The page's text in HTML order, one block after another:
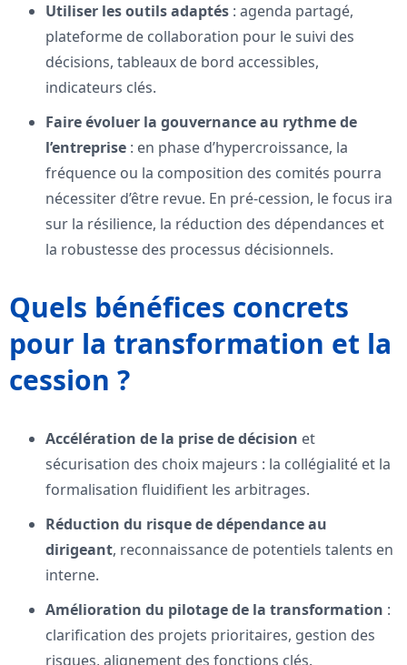
Utiliser les outils adaptés : agenda partagé,
plateforme de collaboration pour le suivi des
décisions, tableaux de bord accessibles,
indicateurs clés.
Faire évoluer la gouvernance au rythme de
l’entreprise : en phase d’hypercroissance, la
fréquence ou la composition des comités pourra
nécessiter d’être revue. En pré-cession, le focus ira
sur la résilience, la réduction des dépendances et
la robustesse des processus décisionnels.
Quels bénéfices concrets
pour la transformation et la
cession ?
Accélération de la prise de décision et
sécurisation des choix majeurs : la collégialité et la
formalisation fluidifient les arbitrages.
Réduction du risque de dépendance au
dirigeant, reconnaissance de potentiels talents en
interne.
Amélioration du pilotage de la transformation :
clarification des projets prioritaires, gestion des
risques, alignement des fonctions clés.